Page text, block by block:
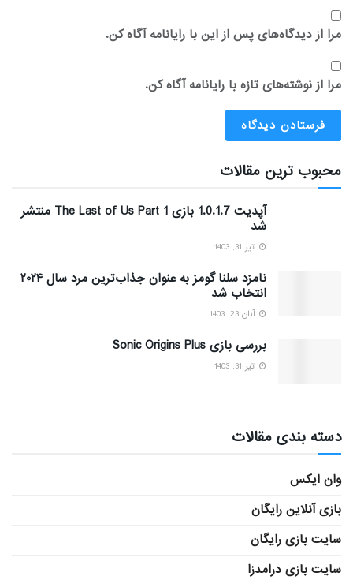
مرا از دیدگاه‌های پس از این با رایانامه آگاه کن.
مرا از نوشته‌های تازه با رایانامه آگاه کن.
محبوب ترین مقالات
آپدیت 1.0.1.7 بازی The Last of Us Part 1 منتشر
شد
تیر 31, 1403
نامزد سلنا گومز به عنوان جذاب‌ترین مرد سال ۲۰۲۴
انتخاب شد
آبان 23, 1403
بررسی بازی Sonic Origins Plus
تیر 31, 1403
دسته بندی مقالات
وان ایکس
بازی آنلاین رایگان
سایت بازی رایگان
سایت بازی درامدزا